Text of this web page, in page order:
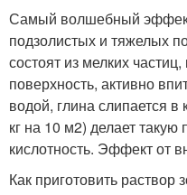
Самый волшебный
подзолистых и тяжелых
состоят из мелких
поверхность, активно
водой, глина слипается
кг на 10 м2) делает такую
кислотность. Эффект от
Как приготовить раствор